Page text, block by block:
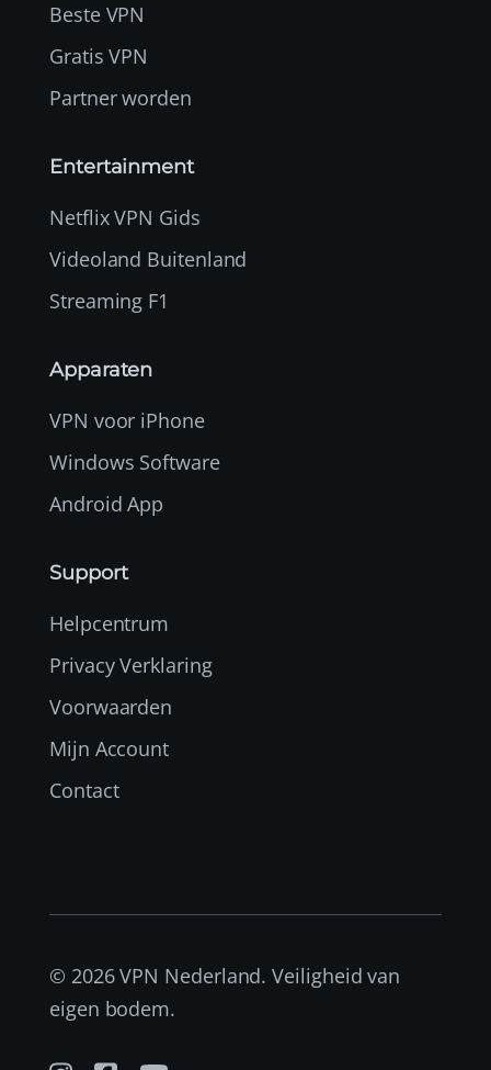
Beste VPN
Gratis VPN
Partner worden
Entertainment
Netflix VPN Gids
Videoland Buitenland
Streaming F1
Apparaten
VPN voor iPhone
Windows Software
Android App
Support
Helpcentrum
Privacy Verklaring
Voorwaarden
Mijn Account
Contact
© 2026 VPN Nederland. Veiligheid van
eigen bodem.